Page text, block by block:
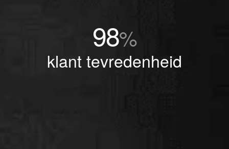
98%
klant tevredenheid